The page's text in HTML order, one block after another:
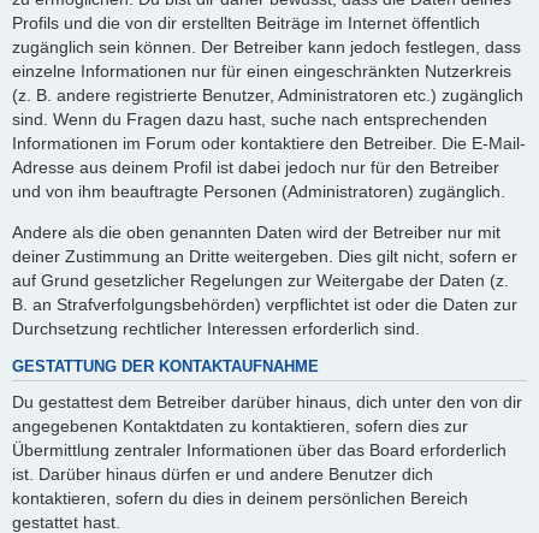
Profils und die von dir erstellten Beiträge im Internet öffentlich
zugänglich sein können. Der Betreiber kann jedoch festlegen, dass
einzelne Informationen nur für einen eingeschränkten Nutzerkreis
(z. B. andere registrierte Benutzer, Administratoren etc.) zugänglich
sind. Wenn du Fragen dazu hast, suche nach entsprechenden
Informationen im Forum oder kontaktiere den Betreiber. Die E-Mail-
Adresse aus deinem Profil ist dabei jedoch nur für den Betreiber
und von ihm beauftragte Personen (Administratoren) zugänglich.
Andere als die oben genannten Daten wird der Betreiber nur mit
deiner Zustimmung an Dritte weitergeben. Dies gilt nicht, sofern er
auf Grund gesetzlicher Regelungen zur Weitergabe der Daten (z.
B. an Strafverfolgungsbehörden) verpflichtet ist oder die Daten zur
Durchsetzung rechtlicher Interessen erforderlich sind.
GESTATTUNG DER KONTAKTAUFNAHME
Du gestattest dem Betreiber darüber hinaus, dich unter den von dir
angegebenen Kontaktdaten zu kontaktieren, sofern dies zur
Übermittlung zentraler Informationen über das Board erforderlich
ist. Darüber hinaus dürfen er und andere Benutzer dich
kontaktieren, sofern du dies in deinem persönlichen Bereich
gestattet hast.